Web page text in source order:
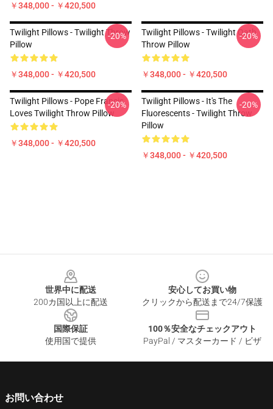
￥348,000 - ￥420,500
Twilight Pillows - Twilight Throw
Pillow
￥348,000 - ￥420,500
-20%
Twilight Pillows - Twilight Oath
Throw Pillow
￥348,000 - ￥420,500
-20%
Twilight Pillows - Pope Francis
Loves Twilight Throw Pillow
￥348,000 - ￥420,500
-20%
Twilight Pillows - It's The
Fluorescents - Twilight Throw
Pillow
￥348,000 - ￥420,500
-20%
世界中に配送
200カ国以上に配送
安心してお買い物
クリックから配送まで24/7保護
国際保証
使用国で提供
100％安全なチェックアウト
PayPal / マスターカード / ビザ
お問い合わせ